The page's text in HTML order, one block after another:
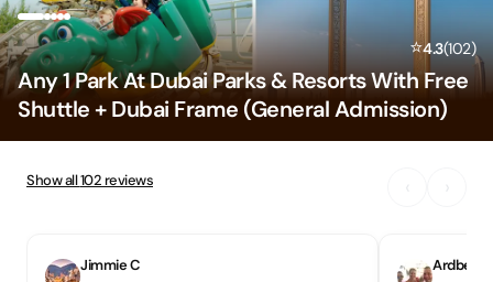
⭐4.3(102)
Any 1 Park At Dubai Parks & Resorts With Free
Shuttle + Dubai Frame (General Admission)
Show all102reviews
Jimmie C Ardbeg31